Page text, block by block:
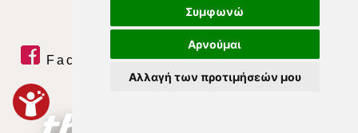
Συμφωνώ
Αρνούμαι
Αλλαγή των προτιμήσεών μου
Facebook| Twitter| Youtube
RSS Feed